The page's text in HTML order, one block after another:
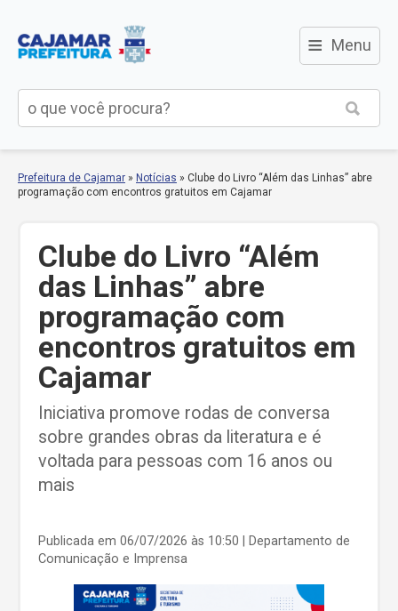
≡ Menu
Prefeitura de Cajamar » Notícias » Clube do Livro “Além das Linhas” abre
programação com encontros gratuitos em Cajamar
Clube do Livro “Além
das Linhas” abre
programação com
encontros gratuitos em
Cajamar
Iniciativa promove rodas de conversa
sobre grandes obras da literatura e é
voltada para pessoas com 16 anos ou
mais
Publicada em 06/07/2026 às 10:50
| Departamento de
Comunicação e Imprensa